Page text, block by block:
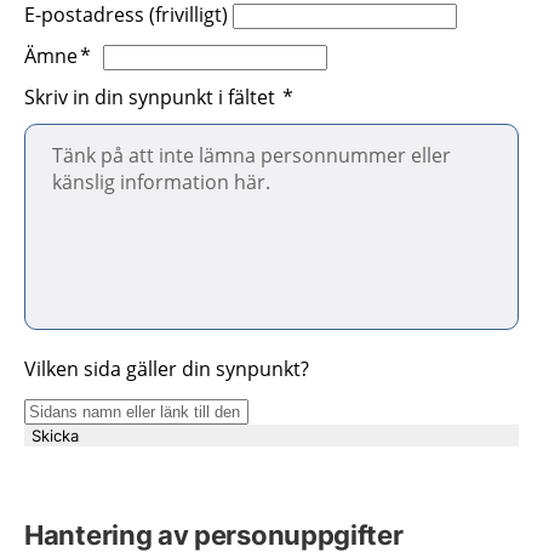
E-postadress (frivilligt)
Ämne
Skriv in din synpunkt i fältet
Vilken sida gäller din synpunkt?
Skicka
Hantering av personuppgifter